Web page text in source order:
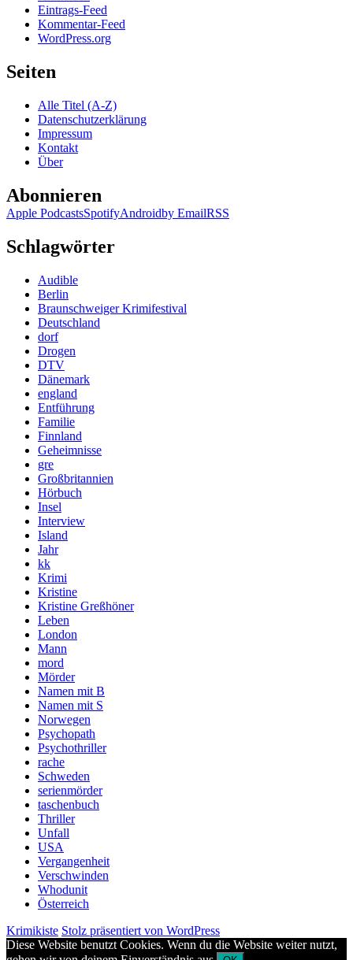
Eintrags-Feed
Kommentar-Feed
WordPress.org
Seiten
Alle Titel (A-Z)
Datenschutzerklärung
Impressum
Kontakt
Über
Abonnieren
Apple PodcastsSpotifyAndroidby EmailRSS
Schlagwörter
Audible
Berlin
Braunschweiger Krimifestival
Deutschland
dorf
Drogen
DTV
Dänemark
england
Entführung
Familie
Finnland
Geheimnisse
gre
Großbritannien
Hörbuch
Insel
Interview
Island
Jahr
kk
Krimi
Kristine
Kristine Greßhöner
Leben
London
Mann
mord
Mörder
Namen mit B
Namen mit S
Norwegen
Psychopath
Psychothriller
rache
Schweden
serienmörder
taschenbuch
Thriller
Unfall
USA
Vergangenheit
Verschwinden
Whodunit
Österreich
Krimikiste Stolz präsentiert von WordPress
Diese Website benutzt Cookies. Wenn du die Website weiter nutzt,